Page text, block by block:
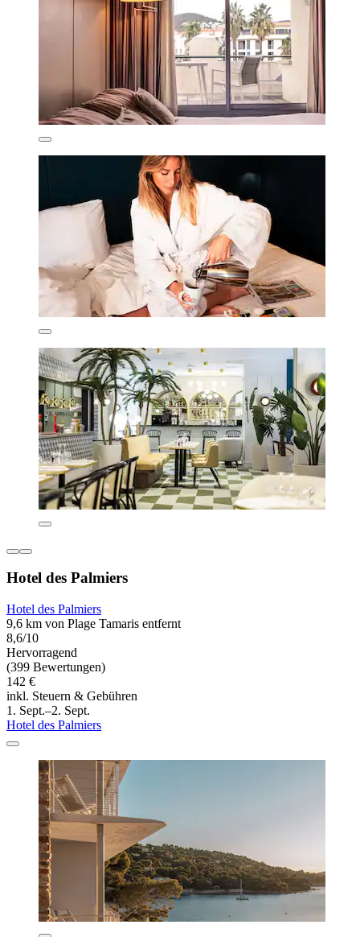
Hotel des Palmiers
Hotel des Palmiers
9,6 km von Plage Tamaris entfernt
8,6/10
Hervorragend
(399 Bewertungen)
142 €
inkl. Steuern & Gebühren
1. Sept.–2. Sept.
Hotel des Palmiers